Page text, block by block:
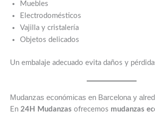
Muebles
Electrodomésticos
Vajilla y cristalería
Objetos delicados
Un embalaje adecuado evita daños y
Mudanzas económicas en Barcelona y
En 24H Mudanzas ofrecemos mudanzas